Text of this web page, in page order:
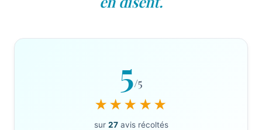
5/5
★★★★★
sur 27avis récoltés